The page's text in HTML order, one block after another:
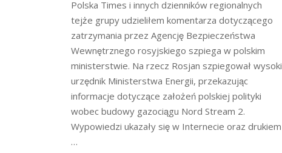
Polska Times i innych dzienników regionalnych
tejże grupy udzieliłem komentarza dotyczącego
zatrzymania przez Agencję Bezpieczeństwa
Wewnętrznego rosyjskiego szpiega w polskim
ministerstwie. Na rzecz Rosjan szpiegował wysoki
urzędnik Ministerstwa Energii, przekazując
informacje dotyczące założeń polskiej polityki
wobec budowy gazociągu Nord Stream 2.
Wypowiedzi ukazały się w Internecie oraz drukiem
…